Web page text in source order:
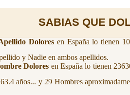
SABIAS QUE
Doloresen España lo tienen
y Nadie en ambos apellidos.
Dolores en España lo tienen
años... y 29 Hombres